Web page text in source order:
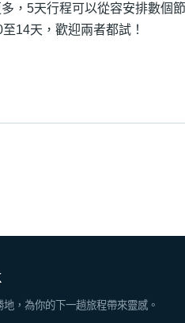
，5天行程可以從容安排數個
14天，歡迎兩者都試！
，為你的下一趟旅程帶來靈感。